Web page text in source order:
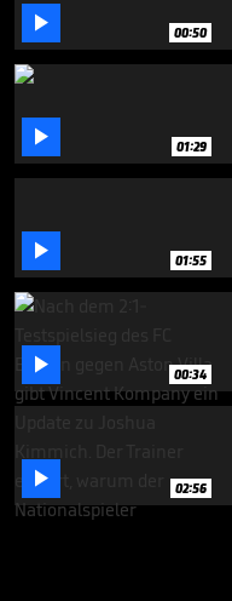
 00:50
 01:29
 01:55
 00:34
 02:56